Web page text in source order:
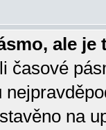
ale je
časové
na